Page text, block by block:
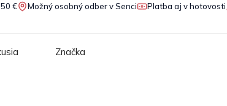
€ Možný osobný odber v Senci Platba aj v hotovosti
Značka